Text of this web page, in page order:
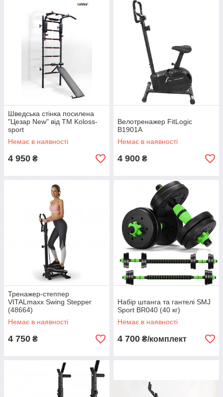
Шведська стінка посилена
"Цезар New" від ТМ Koloss-
sport
Немає в наявності
4 950 ₴
Велотренажер FitLogic
B1901A
Немає в наявності
4 900 ₴
Тренажер-степпер
VITALmaxx Swing Stepper
(48664)
Немає в наявності
4 750 ₴
Набір штанга та гантелі SMJ
Sport BR040 (40 кг)
Немає в наявності
4 700 ₴/комплект